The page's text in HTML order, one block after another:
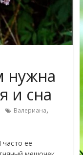
нужна
и сна
Валериана,
часто ее